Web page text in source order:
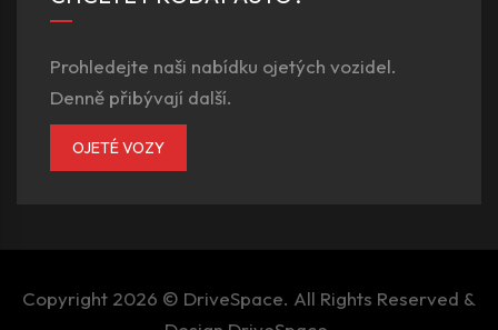
Prohledejte naši nabídku ojetých vozidel.
Denně přibývají další.
OJETÉ VOZY
Copyright 2026 © DriveSpace. All Rights Reserved &